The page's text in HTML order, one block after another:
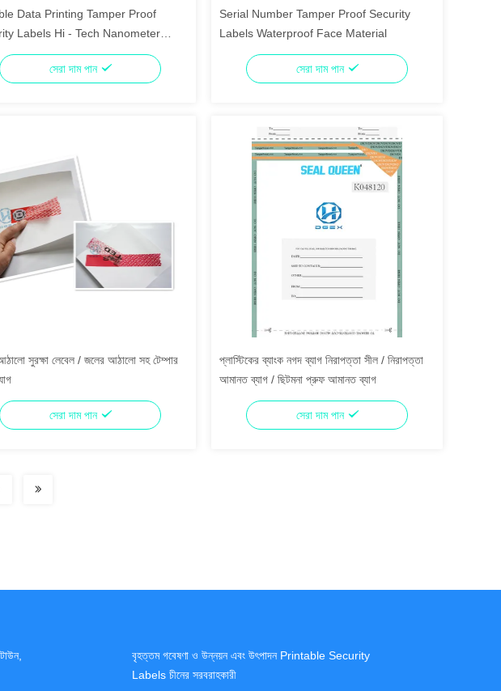
Data Printing Tamper Proof
Labels Hi - Tech Nanometer
সেরা দাম পান
Serial Number Tamper Proof Security
Labels Waterproof Face Material
সেরা দাম পান
সুরক্ষা লেবেল / জলের আঠালো সহ টেম্পার
সেরা দাম পান
প্লাস্টিকের ব্যাংক নগদ ব্যাগ নিরাপত্তা সীল / নিরাপত্তা
আমানত ব্যাগ / ছিটমনা প্রুফ আমানত ব্যাগ
সেরা দাম পান
বৃহত্তম গবেষণা ও উন্নয়ন এবং উৎপাদন Printable Security
Labels চীনের সরবরাহকারী